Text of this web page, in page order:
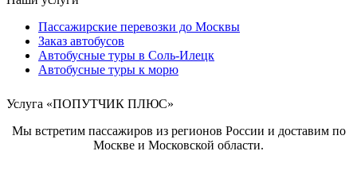
Пассажирские перевозки до Москвы
Заказ автобусов
Автобусные туры в Соль-Илецк
Автобусные туры к морю
Услуга «ПОПУТЧИК ПЛЮС»
Мы встретим пассажиров из регионов России и доставим по
Москве и Московской области.